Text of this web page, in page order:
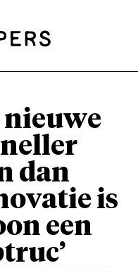
nieuwe
dan
is
een